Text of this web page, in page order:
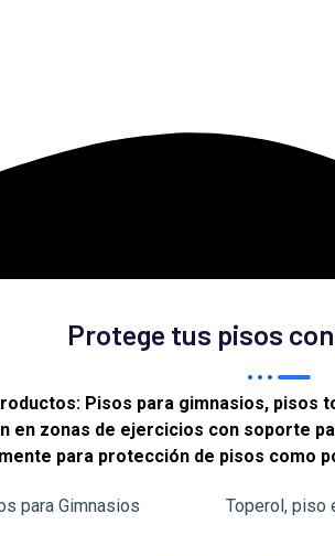
Protege tus pisos
Pisos para gimnasios,
zonas de ejercicios con soporte
para protección de pisos como
para Gimnasios Toperol, piso